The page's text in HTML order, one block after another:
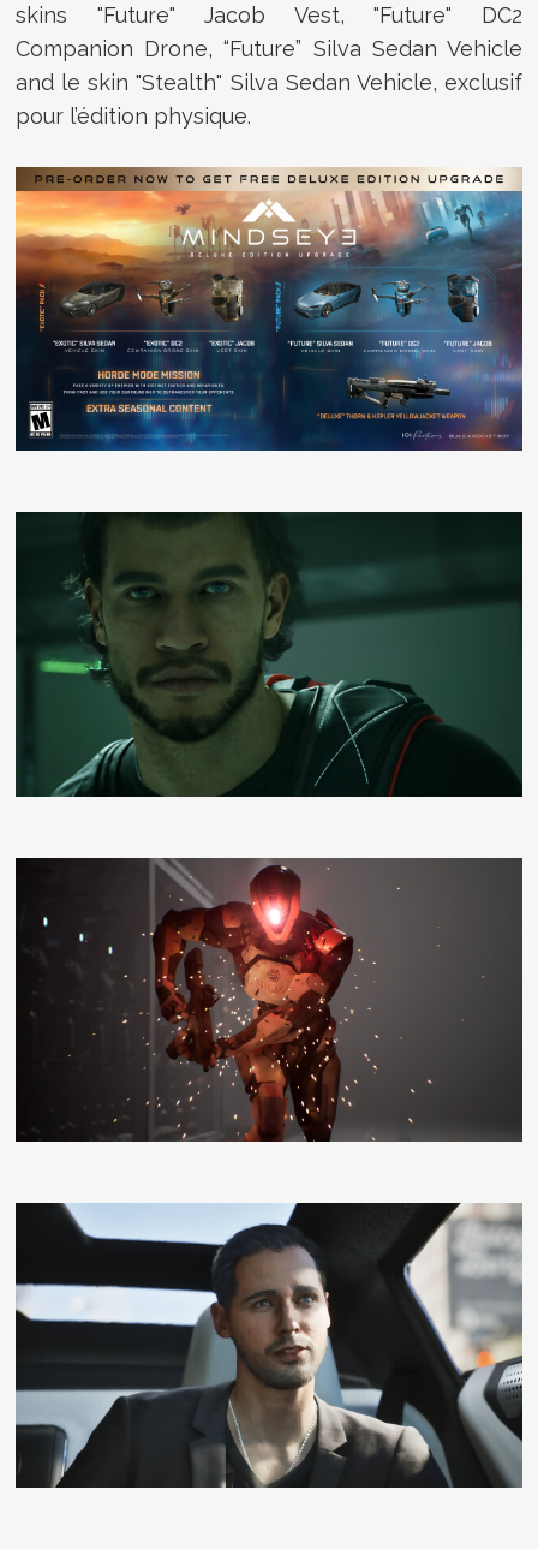
skins "Future" Jacob Vest, "Future" DC2
Companion Drone, “Future” Silva Sedan Vehicle
and le skin "Stealth" Silva Sedan Vehicle, exclusif
pour l’édition physique.